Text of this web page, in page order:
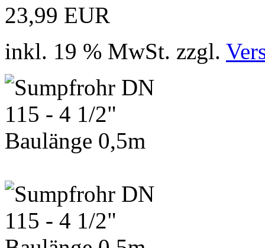
23,99 EUR
inkl. 19 % MwSt. zzgl.